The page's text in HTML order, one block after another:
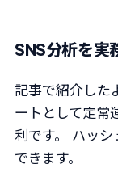
SNS分析を実
記事で紹介した
ートとして定常
利です。 ハッ
できます。